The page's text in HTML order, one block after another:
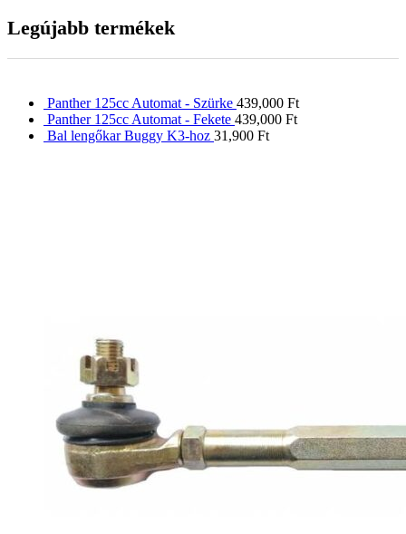
Legújabb termékek
Panther 125cc Automat - Szürke 439,000 Ft
Panther 125cc Automat - Fekete 439,000 Ft
Bal lengőkar Buggy K3-hoz 31,900 Ft